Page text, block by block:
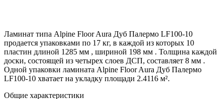
Ламинат типа Alpine Floor Aura Дуб Палермо LF100-10
продается упаковками по 17 кг, в каждой из которых 10
пластин длиной 1285 мм , шириной 198 мм . Толщина каждой
доски, состоящей из четырех слоев ДСП, составляет 8 мм .
Одной упаковки ламината Alpine Floor Aura Дуб Палермо
LF100-10 хватает на укладку площади 2.4116 м².
Общие характеристики